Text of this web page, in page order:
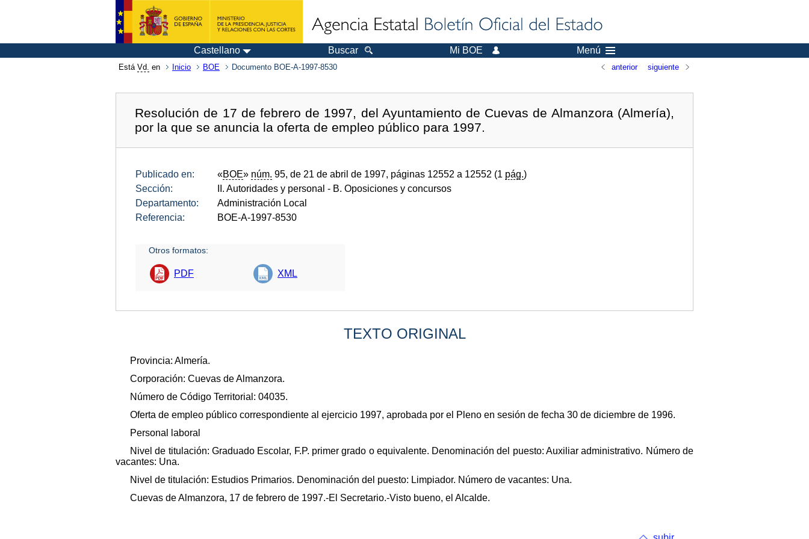
Castellano Buscar Mi BOE Menú
Está Vd. en Inicio BOE Documento BOE-A-1997-8530 anterior siguiente
Resolución de 17 de febrero de 1997, del Ayuntamiento de Cuevas de Almanzora (Almería),
por la que se anuncia la oferta de empleo público para 1997.
Publicado en: «BOE» núm. 95, de 21 de abril de 1997, páginas 12552 a 12552 (1 pág.)
Sección:
II. Autoridades y personal - B. Oposiciones y concursos
Departamento:
Administración Local
Referencia:
BOE-A-1997-8530
Otros formatos:
PDF XML
TEXTO ORIGINAL
Provincia: Almería.
Corporación: Cuevas de Almanzora.
Número de Código Territorial: 04035.
Oferta de empleo público correspondiente al ejercicio 1997, aprobada por el Pleno en sesión de fecha 30 de diciembre de 1996.
Personal laboral
Nivel de titulación: Graduado Escolar, F.P. primer grado o equivalente. Denominación del puesto: Auxiliar administrativo. Número de
vacantes: Una.
Nivel de titulación: Estudios Primarios. Denominación del puesto: Limpiador. Número de vacantes: Una.
Cuevas de Almanzora, 17 de febrero de 1997.-El Secretario.-Visto bueno, el Alcalde.